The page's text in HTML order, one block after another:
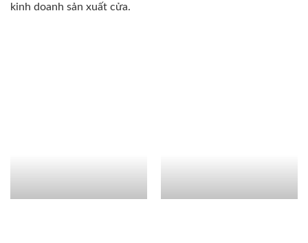
kinh doanh sản xuất cửa.